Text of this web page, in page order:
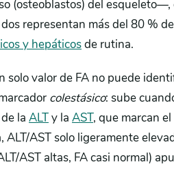
(osteoblastos) del
representan más del 80 %
y hepáticosde rutina.
solo valor de FA no puede
colestásico: sube
la ALTy la AST, que marcan
ALT/AST solo ligeramente
AST altas, FA casi normal)